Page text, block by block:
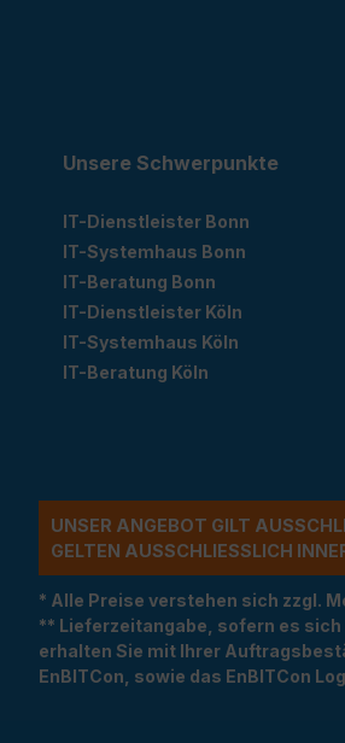
Unsere Schwerpunkte
IT-Dienstleister Bonn
IT-Systemhaus Bonn
IT-Beratung Bonn
IT-Dienstleister Köln
IT-Systemhaus Köln
IT-Beratung Köln
UNSER ANGEBOT GILT
ELTEN AUSSCHLIESSLICH
* Alle Preise verstehen sich zzgl.
** Lieferzeitangabe, sofern es
erhalten Sie mit Ihrer
EnBITCon, sowie das EnBITCon